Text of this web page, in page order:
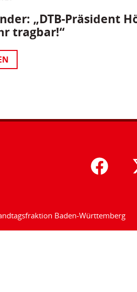
„DTB-Präsident
tragbar!“
Baden-Württemberg